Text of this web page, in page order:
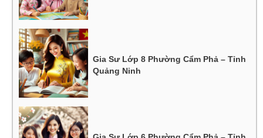
Gia Sư Lớp 8 Phường Cẩm Phả – Tỉnh
Quảng Ninh